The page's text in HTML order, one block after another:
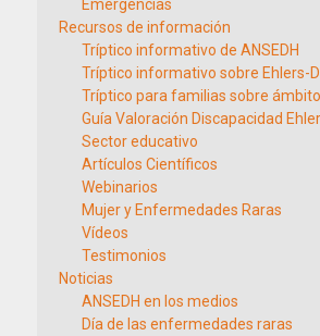
Emergencias
Recursos de información
Tríptico informativo de ANSEDH
Tríptico informativo sobre Ehlers-
Tríptico para familias sobre
Guía Valoración Discapacidad
Sector educativo
Artículos Científicos
Webinarios
Mujer y Enfermedades Raras
Vídeos
Testimonios
Noticias
ANSEDH en los medios
Día de las enfermedades raras